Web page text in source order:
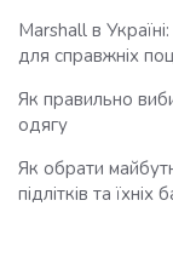
Marshall в
для справжніх
Як правильно
одягу
Як обрати
підлітків та їхніх